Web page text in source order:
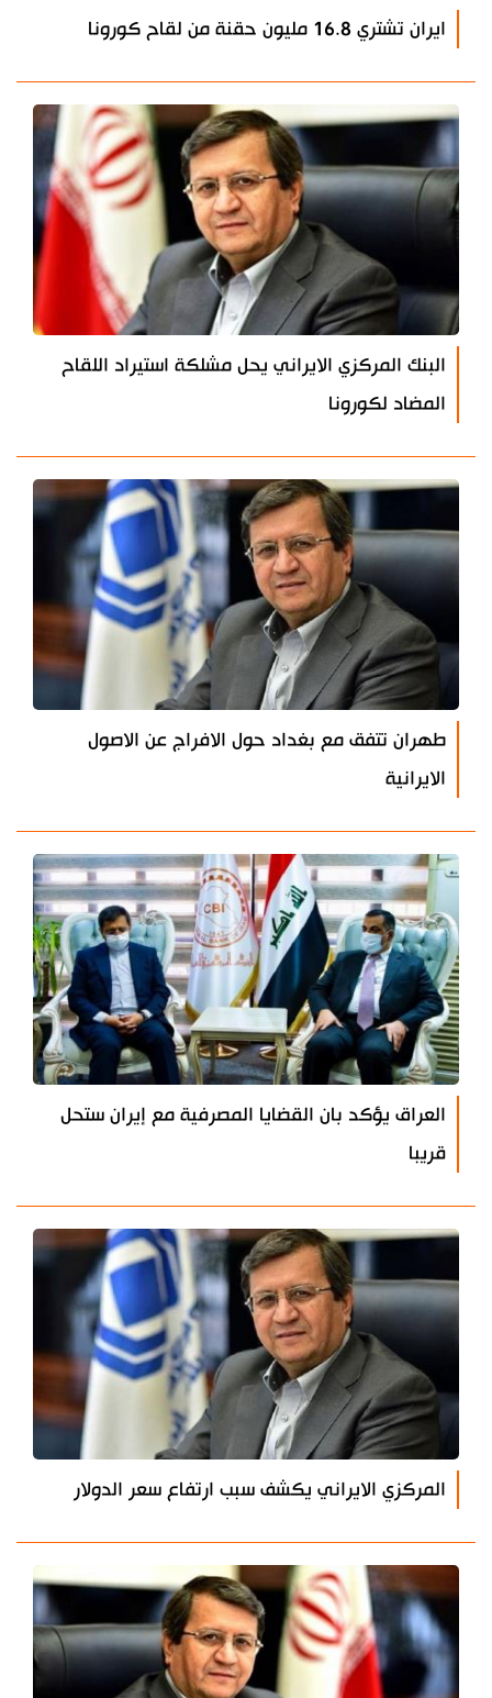
ايران تشتري 16.8 مليون حقنة من لقاح كورونا
البنك المركزي الايراني يحل مشلكة استيراد اللقاح
المضاد لكورونا
طهران تتفق مع بغداد حول الافراج عن الاصول
الايرانية
العراق يؤكد بان القضايا المصرفية مع إيران ستحل
قريبا
المركزي الايراني يكشف سبب ارتفاع سعر الدولار